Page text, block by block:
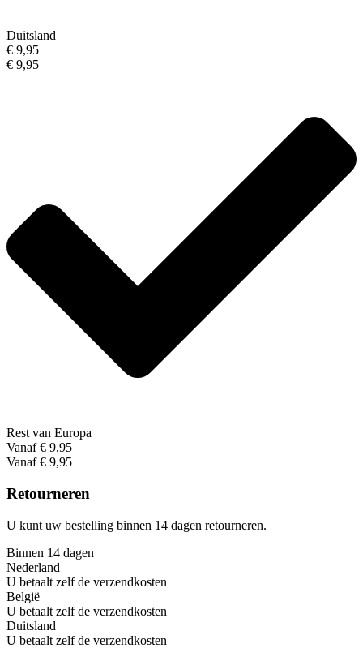
Duitsland
€ 9,95
€ 9,95
Rest van Europa
Vanaf € 9,95
Vanaf € 9,95
Retourneren
U kunt uw bestelling binnen 14 dagen retourneren.
Binnen 14 dagen
Nederland
U betaalt zelf de verzendkosten
België
U betaalt zelf de verzendkosten
Duitsland
U betaalt zelf de verzendkosten